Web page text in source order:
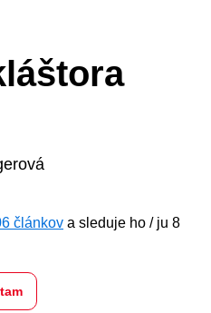
článkov a sleduje ho / ju 8